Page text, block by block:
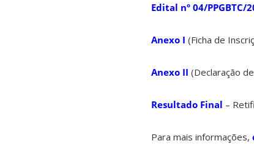
Edital nº 04/PPGBTC/
Anexo I (Ficha de
Anexo II (Declaração
Resultado Final –
Para mais informações,